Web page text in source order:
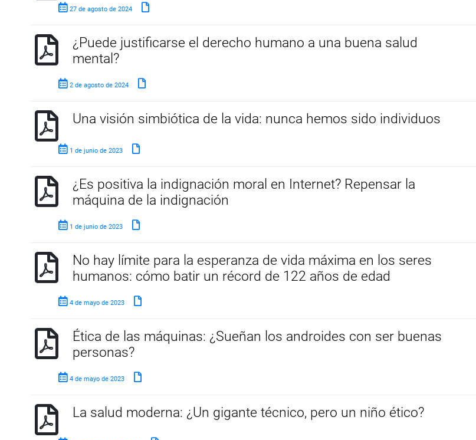
27 de agosto de 2024
¿Puede justificarse el derecho humano a una buena salud
mental?
2 de agosto de 2024
Una visión simbiótica de la vida: nunca hemos sido individuos
1 de junio de 2023
¿Es positiva la indignación moral en Internet? Repensar la
máquina de la indignación
1 de junio de 2023
No hay límite para la esperanza de vida máxima en los seres
humanos: cómo batir un récord de 122 años de edad
4 de mayo de 2023
Ética de las máquinas: ¿Sueñan los androides con ser buenas
personas?
4 de mayo de 2023
La salud moderna: ¿Un gigante técnico, pero un niño ético?